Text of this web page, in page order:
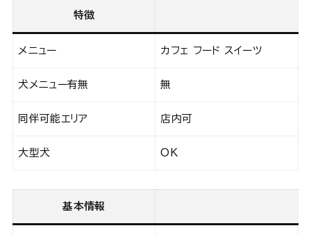
特徴
メニュー カフェ フード スイーツ
犬メニュー有無 無
同伴可能エリア 店内可
大型犬 OK
基本情報